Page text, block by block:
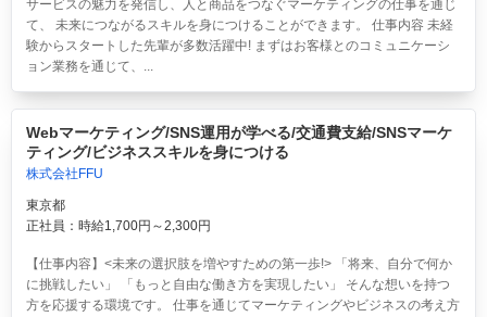
サービスの魅力を発信し、人と商品をつなぐマーケティングの仕事を通じ
て、 未来につながるスキルを身につけることができます。 仕事内容 未経
験からスタートした先輩が多数活躍中! まずはお客様とのコミュニケーシ
ョン業務を通じて、...
Webマーケティング/SNS運用が学べる/交通費支給/SNSマーケ
ティング/ビジネススキルを身につける
株式会社FFU
東京都
正社員：時給1,700円～2,300円
【仕事内容】<未来の選択肢を増やすための第一歩!> 「将来、自分で何か
に挑戦したい」 「もっと自由な働き方を実現したい」 そんな想いを持つ
方を応援する環境です。 仕事を通じてマーケティングやビジネスの考え方